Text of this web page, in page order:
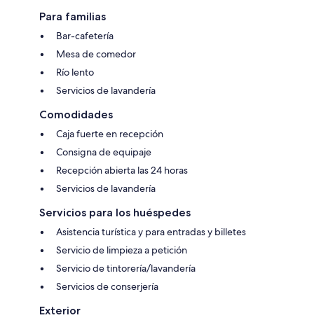
Para familias
Bar-cafetería
Mesa de comedor
Río lento
Servicios de lavandería
Comodidades
Caja fuerte en recepción
Consigna de equipaje
Recepción abierta las 24 horas
Servicios de lavandería
Servicios para los huéspedes
Asistencia turística y para entradas y billetes
Servicio de limpieza a petición
Servicio de tintorería/lavandería
Servicios de conserjería
Exterior